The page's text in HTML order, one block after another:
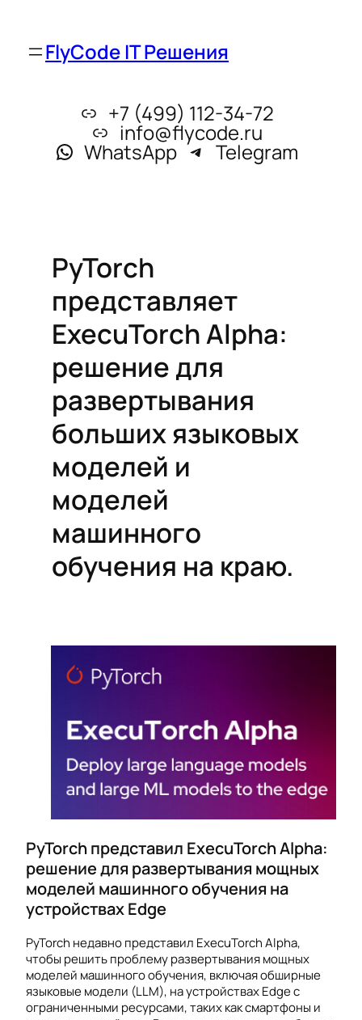
FlyCode IT Решения
+7 (499) 112-34-72
info@flycode.ru
WhatsApp Telegram
PyTorch
представляет
ExecuTorch Alpha:
решение для
развертывания
больших языковых
моделей и
моделей
машинного
обучения на краю.
PyTorch представил ExecuTorch Alpha:
решение для развертывания мощных
моделей машинного обучения на
устройствах Edge
PyTorch недавно представил ExecuTorch Alpha,
чтобы решить проблему развертывания мощных
моделей машинного обучения, включая обширные
языковые модели (LLM), на устройствах Edge с
ограниченными ресурсами, таких как смартфоны и